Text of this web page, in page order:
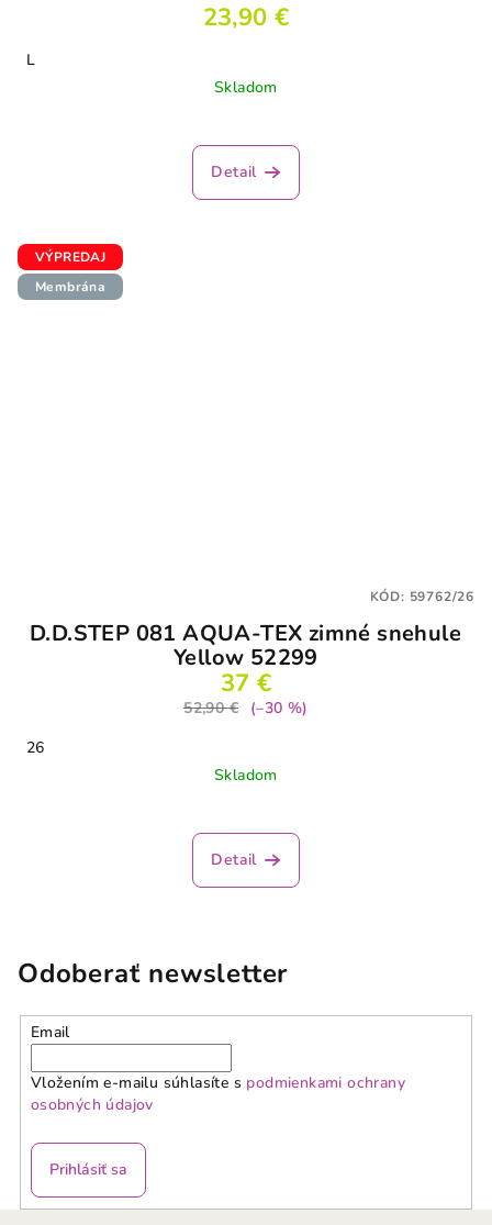
23,90 €
L
Skladom
Detail
VÝPREDAJ
Membrána
D.D.STEP 081 AQUA-TEX zimné snehule
Yellow 52299
37 €
52,90 €
(–30 %)
26
Skladom
Detail
KÓD: 59762/26
Odoberať newsletter
Email
Vložením e-mailu súhlasíte s podmienkami ochrany
osobných údajov
Prihlásiť sa